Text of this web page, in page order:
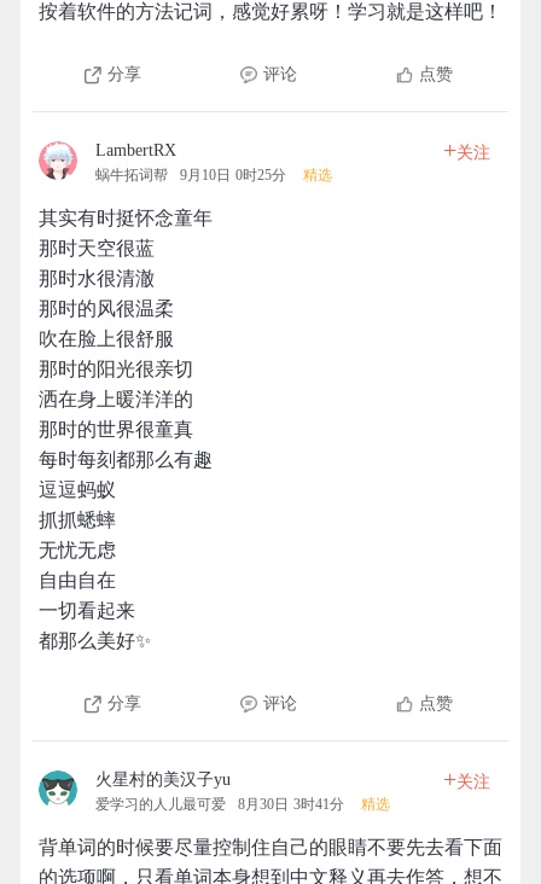
按着软件的方法记词，感觉好累呀！学习就是这样吧！
分享 评论 点赞
LambertRX
蜗牛拓词帮 9月10日 0时25分 精选
+关注
其实有时挺怀念童年
那时天空很蓝
那时水很清澈
那时的风很温柔
吹在脸上很舒服
那时的阳光很亲切
洒在身上暖洋洋的
那时的世界很童真
每时每刻都那么有趣
逗逗蚂蚁
抓抓蟋蟀
无忧无虑
自由自在
一切看起来
都那么美好✨
分享 评论 点赞
火星村的美汉子yu
爱学习的人儿最可爱 8月30日 3时41分 精选
+关注
背单词的时候要尽量控制住自己的眼睛不要先去看下面
的选项啊，只看单词本身想到中文释义再去作答，想不